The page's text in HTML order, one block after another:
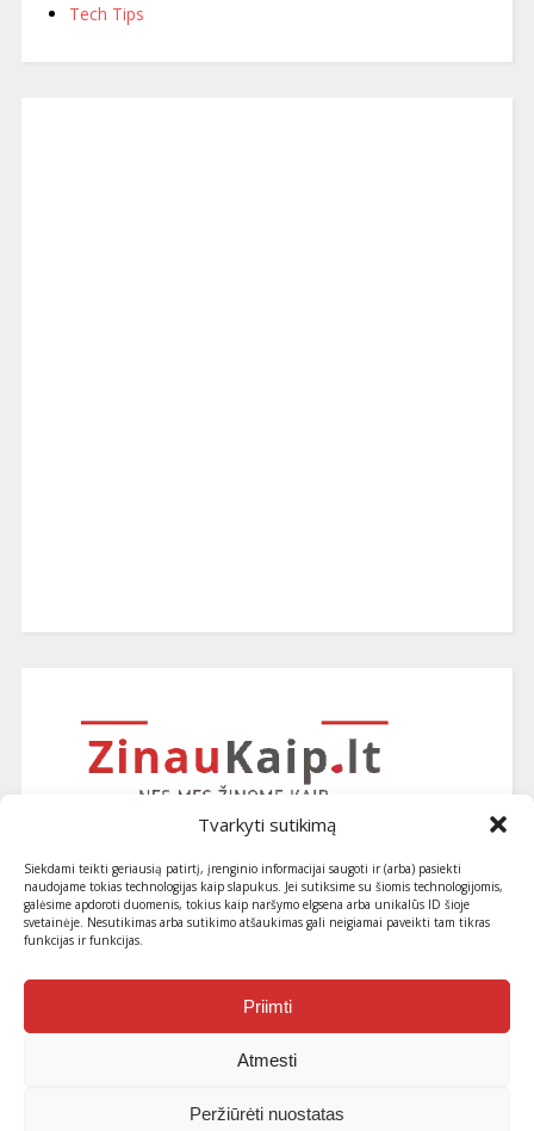
Tvarkyti sutikimą
Siekdami teikti geriausią patirtį, įrenginio informacijai saugoti ir (arba) pasiekti
naudojame tokias technologijas kaip slapukus. Jei sutiksime su šiomis technologijomis,
galėsime apdoroti duomenis, tokius kaip naršymo elgsena arba unikalūs ID šioje
svetainėje. Nesutikimas arba sutikimo atšaukimas gali neigiamai paveikti tam tikras
funkcijas ir funkcijas.
Priimti
Atmesti
Peržiūrėti nuostatas
Tech Tips
Užsiprenumeruokite naujausius
straipsnius ir patarimus